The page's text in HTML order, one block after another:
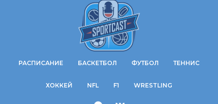
РАСПИСАНИЕ БАСКЕТБОЛ ФУТБОЛ ТЕННИС
ХОККЕЙ NFL F1 WRESTLING